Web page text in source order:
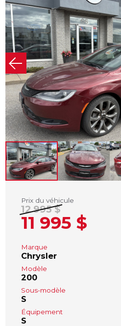
Prix du véhicule
12 995 $
11 995 $
Marque
Chrysler
Modèle
200
Sous-modèle
S
Équipement
S